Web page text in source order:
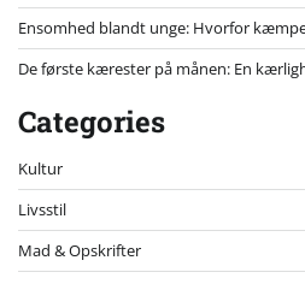
Ensomhed blandt unge: Hvorfor
De første kærester på månen: En
Categories
Kultur
Livsstil
Mad & Opskrifter